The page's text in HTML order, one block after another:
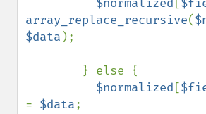
$normalized [
array_replace_recursive(
$data );
$normalized [
= $data;